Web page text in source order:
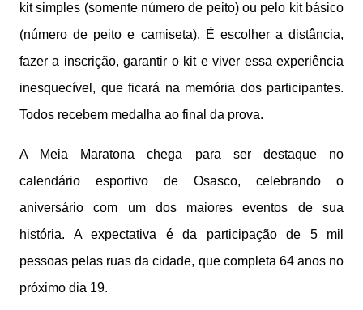
kit simples (somente número de peito) ou pelo kit básico
(número de peito e camiseta). É escolher a distância,
fazer a inscrição, garantir o kit e viver essa experiência
inesquecível, que ficará na memória dos participantes.
Todos recebem medalha ao final da prova.
A Meia Maratona chega para ser destaque no
calendário esportivo de Osasco, celebrando o
aniversário com um dos maiores eventos de sua
história. A expectativa é da participação de 5 mil
pessoas pelas ruas da cidade, que completa 64 anos no
próximo dia 19.